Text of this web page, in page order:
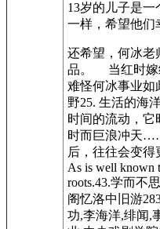
13岁的儿子是
一样，希望他们
还希望，何冰老
品。 当红时嫁
难怪何冰事业如
野25. 生活的海
时间的流动，它
时而巨浪冲天
后，往往会变得
As is well known
roots.43.学而不
阁忆洛中旧游
功,李海洋,绯闻,